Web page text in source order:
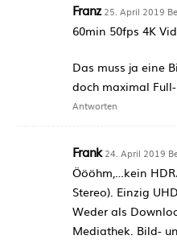
Franz 25. April 2019
60min 50fps 4K
Das muss ja eine
doch maximal
Antworten
Frank 24. April 2019
Öööhm,…kein
Stereo). Einzig
Weder als
Mediathek. Bild-